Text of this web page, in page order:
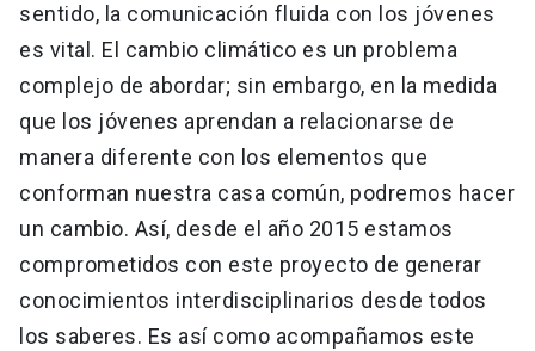
sentido, la comunicación fluida con los jóvenes
es vital. El cambio climático es un problema
complejo de abordar; sin embargo, en la medida
que los jóvenes aprendan a relacionarse de
manera diferente con los elementos que
conforman nuestra casa común, podremos hacer
un cambio. Así, desde el año 2015 estamos
comprometidos con este proyecto de generar
conocimientos interdisciplinarios desde todos
los saberes. Es así como acompañamos este